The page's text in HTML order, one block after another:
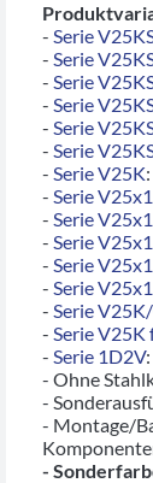
- Serie
- Serie
- Serie
- Serie
- Serie
- Serie
- Serie V25K
- Serie
- Serie
- Serie
- Serie
- Serie
- Serie
- Serie V25K
- Serie 1D2V
- Ohne
-
- Montage/
-